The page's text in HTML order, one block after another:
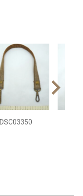
DSC03350